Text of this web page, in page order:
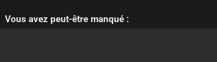
Vous avez peut-être manqué :